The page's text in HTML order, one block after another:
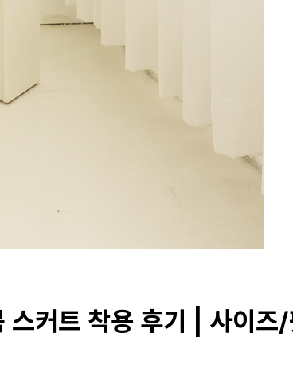
커트 착용 후기 | 사이